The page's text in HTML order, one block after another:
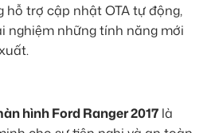
hỗ trợ cập nhật OTA tự động,
nghiệm những tính năng mới
hình Ford Ranger 2017 là